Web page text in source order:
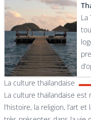
La
La culture thaïlandaise
La culture thaïlandaise est
l’histoire, la religion, l’art